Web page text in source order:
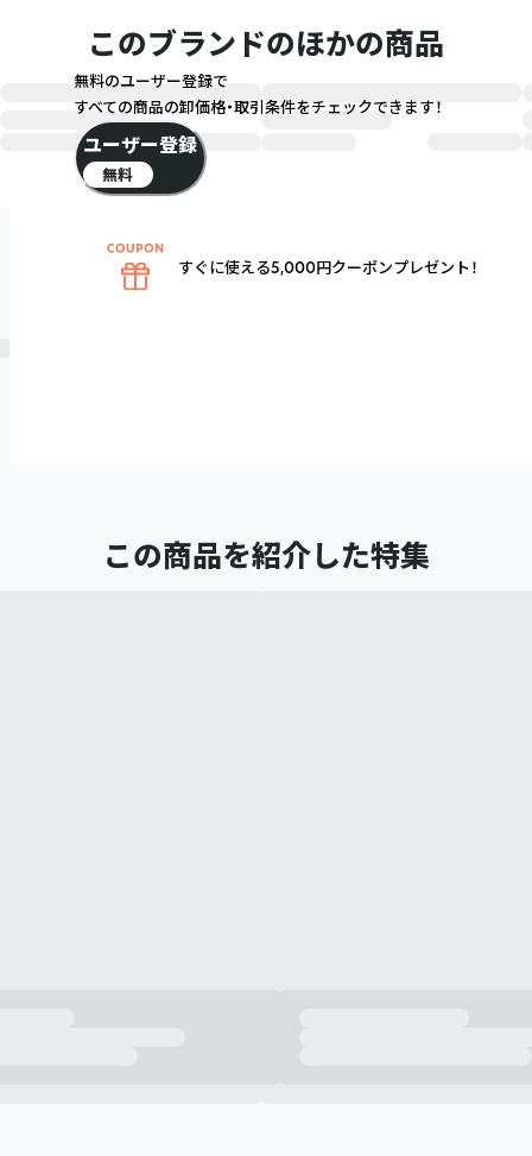
このブランドのほかの商品
この商品を紹介した特集
無料のユーザー登録で
すべての商品の卸価格・取引条件をチェックできます！
ユーザー登録
無料
すぐに使える5,000円クーポンプレゼント！